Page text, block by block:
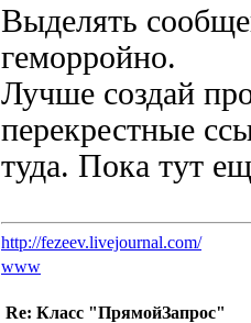
Выделять
геморройно.
Лучше создай
перекрестные
туда. Пока тут
http://fezeev.livejournal.com/
www
Re: Класс "ПрямойЗапрос"